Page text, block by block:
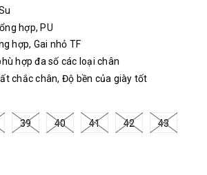
hợp, PU
hợp, Gai nhỏ TF
hợp đa số các loại chân
chắc chân, Độ bền của giày tốt
39 40 41 42 43